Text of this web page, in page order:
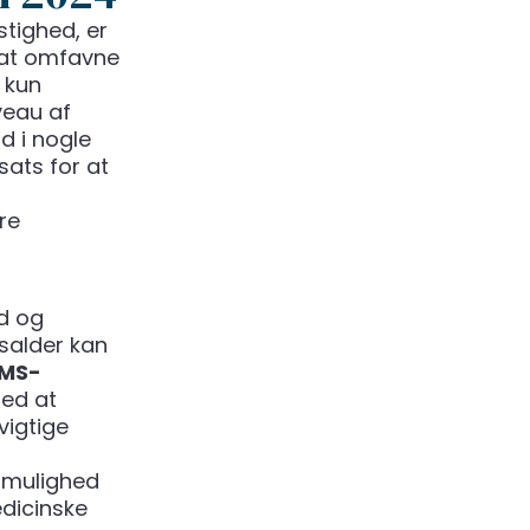
er
omfavne
af
i nogle
for at
og
kan
at